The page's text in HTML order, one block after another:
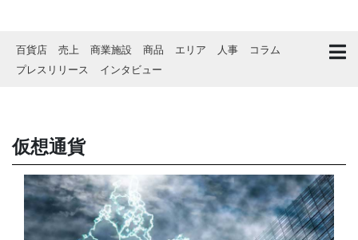
百貨店 売上 商業施設 商品 エリア 人事
コラム
プレスリリース
インタビュー
仮想通貨